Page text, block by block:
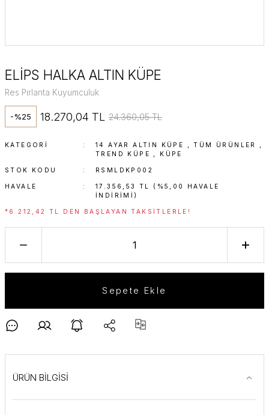
ELİPS HALKA ALTIN KÜPE
Res Pırlanta Kuyumculuk
-%25 18.270,04 TL 24.360,05 TL
KATEGORI 14 AYAR ALTIN KÜPE ,TÜM ÜRÜNLER
TREND KÜPE
KÜPE
STOK KODU RSMLDKP002
HAVALE
17.356,53 TL (%5,00 HAVALE
INDIRIMI)
*6.212,42 TL DEN BAŞLAYAN TAKSITLERLE!
Sepete Ekle
ÜRÜN BİLGİSİ